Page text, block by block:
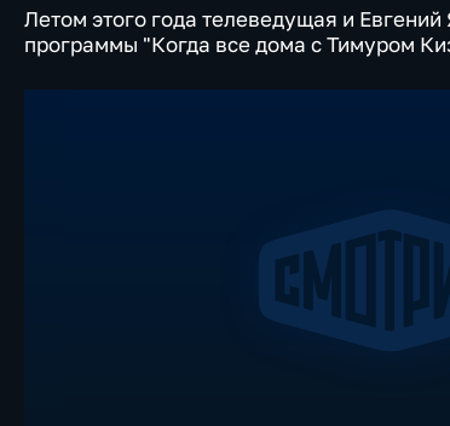
Летом этого года телеведущая и
программы "Когда все дома с Тимуром